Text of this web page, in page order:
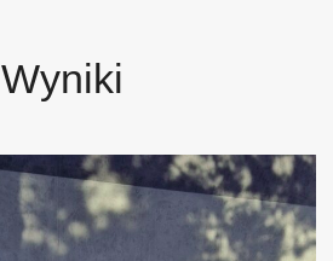
Wyniki